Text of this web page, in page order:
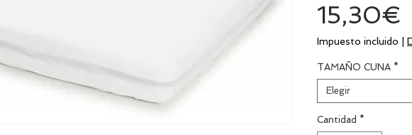
15,30€
Impuesto incluido
TAMAÑO CUNA *
Elegir
Cantidad *